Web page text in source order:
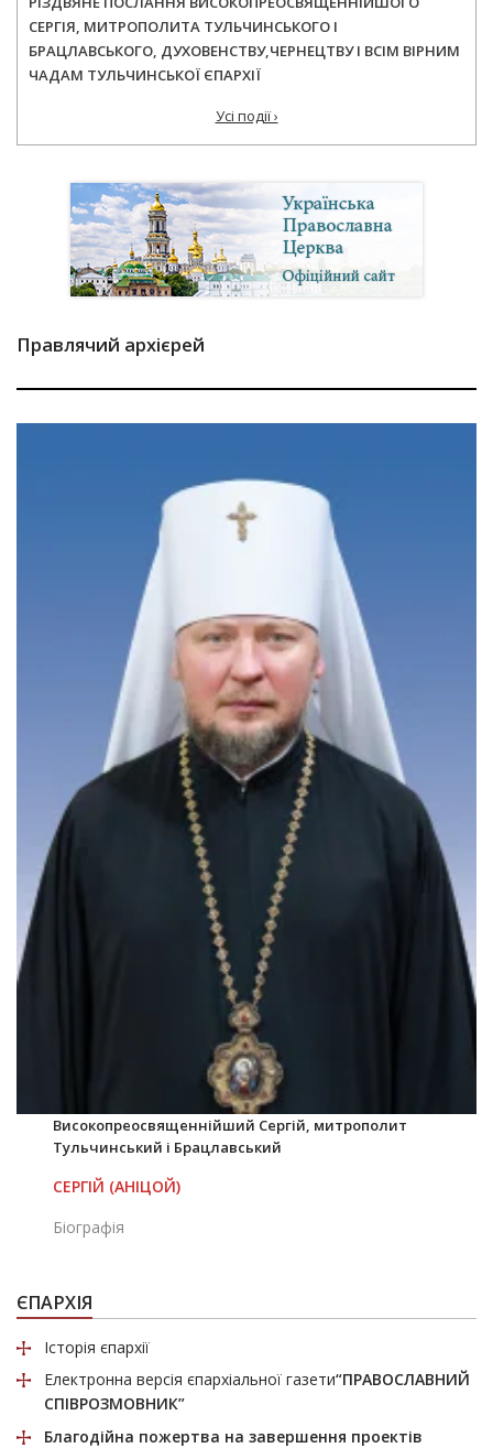
СЕРГІЯ, МИТРОПОЛИТА ТУЛЬЧИНСЬКОГО І
БРАЦЛАВСЬКОГО, ДУХОВЕНСТВУ,ЧЕРНЕЦТВУ І ВСІМ ВІРНИМ
ЧАДАМ ТУЛЬЧИНСЬКОЇ ЄПАРХІЇ
Усі події ›
Правлячий архієрей
Високопреосвященнійший Сергій, митрополит
Тульчинський і Брацлавський
СЕРГІЙ (АНІЦОЙ)
Біографія
ЄПАРХІЯ
Історія єпархії
Електронна версія єпархіальної газети“ПРАВОСЛАВНИЙ
СПІВРОЗМОВНИК”
Благодійна пожертва на завершення проектів